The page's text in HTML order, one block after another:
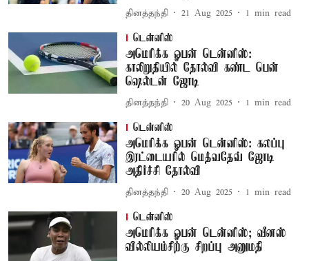
தினத்தந்தி 21 Aug 2025 1 min read
டென்னிஸ்
அமெரிக்க ஓபன் டென்னிஸ்:
காலிறுதியில் தோல்வி கண்ட பென்
ஷெல்டன் ஜோடி
தினத்தந்தி 20 Aug 2025 1 min read
டென்னிஸ்
அமெரிக்க ஓபன் டென்னிஸ்: கலப்பு
இரட்டையரில் மெத்வதேவ் ஜோடி
அதிர்ச்சி தோல்வி
தினத்தந்தி 20 Aug 2025 1 min read
டென்னிஸ்
அமெரிக்க ஓபன் டென்னிஸ்; வீனஸ்
வில்லியம்சிற்கு சிறப்பு அனுமதி